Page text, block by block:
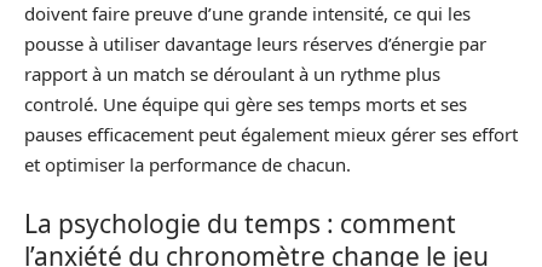
doivent faire preuve d’une grande intensité, ce qui les
pousse à utiliser davantage leurs réserves d’énergie par
rapport à un match se déroulant à un rythme plus
controlé. Une équipe qui gère ses temps morts et ses
pauses efficacement peut également mieux gérer ses effort
et optimiser la performance de chacun.
La psychologie du temps : comment
l’anxiété du chronomètre change le jeu